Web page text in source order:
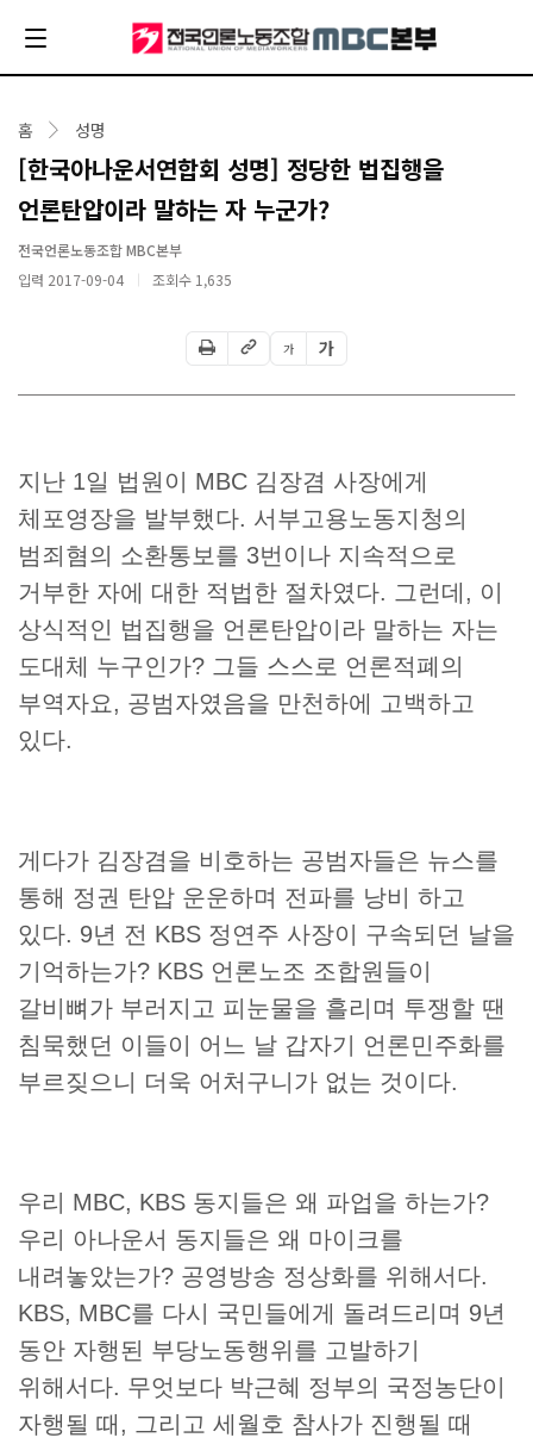
홈 성명
[한국아나운서연합회 성명] 정당한 법집행을
언론탄압이라 말하는 자 누군가?
전국언론노동조합 MBC본부
입력 2017-09-04
조회수 1,635
가 가
지난 1일 법원이 MBC 김장겸 사장에게
체포영장을 발부했다. 서부고용노동지청의
범죄혐의 소환통보를 3번이나 지속적으로
거부한 자에 대한 적법한 절차였다. 그런데, 이
상식적인 법집행을 언론탄압이라 말하는 자는
도대체 누구인가? 그들 스스로 언론적폐의
부역자요, 공범자였음을 만천하에 고백하고
있다.
게다가 김장겸을 비호하는 공범자들은 뉴스를
통해 정권 탄압 운운하며 전파를 낭비 하고
있다. 9년 전 KBS 정연주 사장이 구속되던 날을
기억하는가? KBS 언론노조 조합원들이
갈비뼈가 부러지고 피눈물을 흘리며 투쟁할 땐
침묵했던 이들이 어느 날 갑자기 언론민주화를
부르짖으니 더욱 어처구니가 없는 것이다.
우리 MBC, KBS 동지들은 왜 파업을 하는가?
우리 아나운서 동지들은 왜 마이크를
내려놓았는가? 공영방송 정상화를 위해서다.
KBS, MBC를 다시 국민들에게 돌려드리며 9년
동안 자행된 부당노동행위를 고발하기
위해서다. 무엇보다 박근혜 정부의 국정농단이
자행될 때, 그리고 세월호 참사가 진행될 때